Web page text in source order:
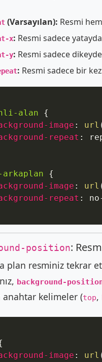
(Varsayılan): Resmi
x: Resmi sadece
y: Resmi sadece
: Resmi sadece bir
alan
{
image : url
repeat :
{
image : url
repeat :
position:
plan resminiz tekrar
background-
anahtar kelimeler (top,
image : url